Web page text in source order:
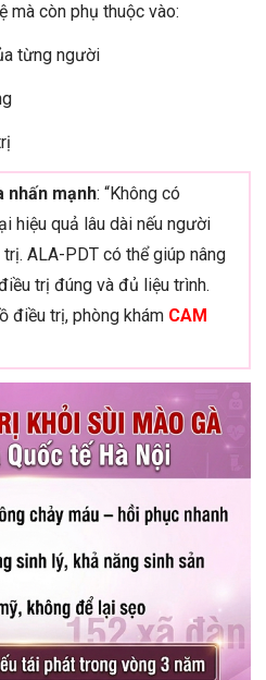
mà còn phụ thuộc vào:
từng người
nhấn mạnh: “Không có
hiệu quả lâu dài nếu người
ALA-PDT có thể giúp nâng
trị đúng và đủ liệu trình.
điều trị, phòng khám CAM